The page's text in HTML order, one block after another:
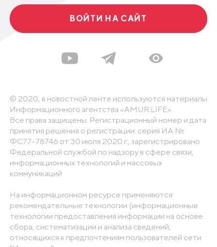
ВОЙТИ НА САЙТ
© 2020, в новостной ленте используются материалы
Информационного агентства «AMUR.LIFE».
Все права защищены. Регистрационный номер и дата
принятия решения о регистрации: серия ИА №
ФС77-78746 от 30 июля 2020 г., зарегистрировано
Федеральной службой по надзору в сфере связи,
информационных технологий и массовых
коммуникаций
На информационном ресурсе применяются
рекомендательные технологии (информационные
технологии предоставления информации на основе
сбора, систематизации и анализа сведений,
относящихся к предпочтениям пользователей сети